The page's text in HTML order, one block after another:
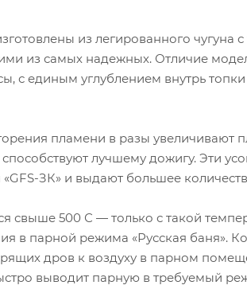
из легированного
из самых надежных. Отличие
с единым углублением внутрь
пламени в разы увеличивают
способствуют лучшему дожигу. Эти
ЗК» и выдают большее
свыше 500 С — только с такой
в парной режима «Русская баня».
дров к воздуху в парном
выводит парную в требуемый